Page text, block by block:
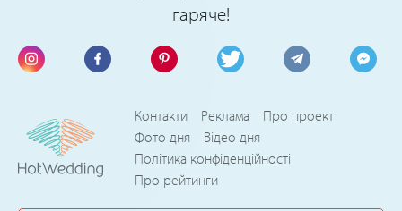
гаряче!
Контакти Реклама
Про проект
Фото дня
Відео дня
Політика конфіденційності
Про рейтинги